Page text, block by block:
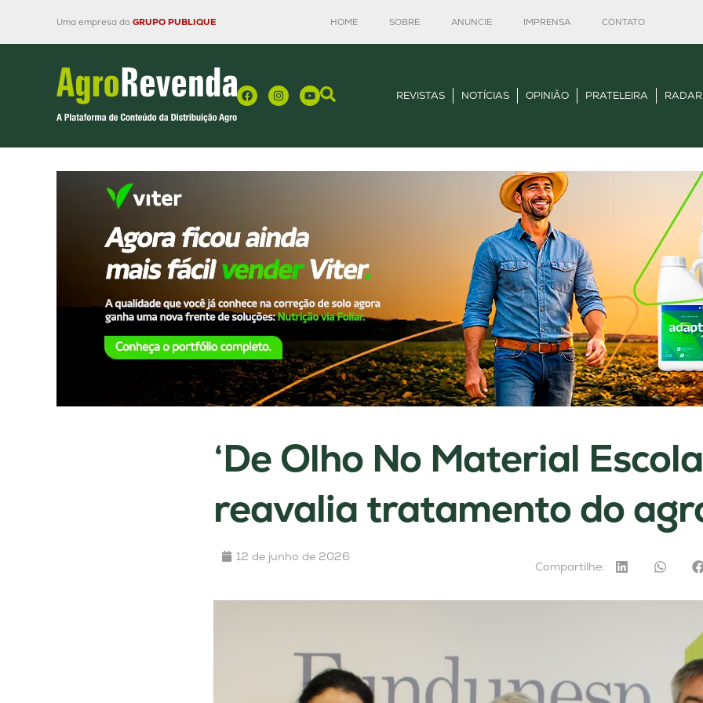
Uma empresa do GRUPO PUBLIQUE HOME SOBRE ANUNCIE IMPRENSA CONTATO
REVISTAS NOTÍCIAS OPINIÃO PRATELEIRA
‘De Olho No Material
reavalia tratamento do
12 de junho de 2026
Compartilhe: